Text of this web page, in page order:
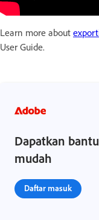
Learn more about
User Guide.
Dapatkan
mudah
Daftar masuk